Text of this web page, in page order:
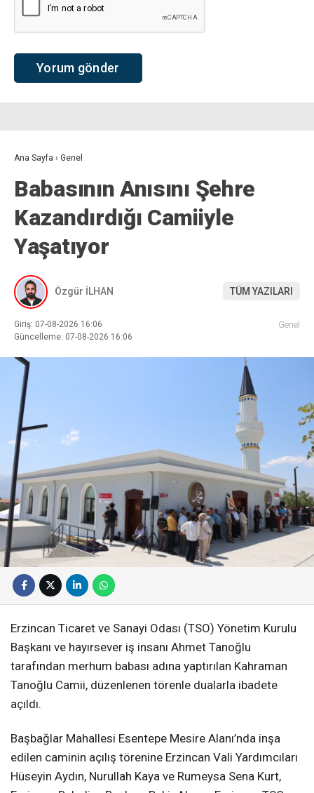
Ana Sayfa › Genel
Babasının Anısını Şehre
Kazandırdığı Camiiyle
Yaşatıyor
Özgür İLHAN TÜM YAZILARI
Giriş: 07-08-2026 16:06
Güncelleme: 07-08-2026 16:06
Genel
Erzincan Ticaret ve Sanayi Odası (TSO) Yönetim Kurulu
Başkanı ve hayırsever iş insanı Ahmet Tanoğlu
tarafından merhum babası adına yaptırılan Kahraman
Tanoğlu Camii, düzenlenen törenle dualarla ibadete
açıldı.
Başbağlar Mahallesi Esentepe Mesire Alanı’nda inşa
edilen caminin açılış törenine Erzincan Vali Yardımcıları
Hüseyin Aydın, Nurullah Kaya ve Rumeysa Sena Kurt,